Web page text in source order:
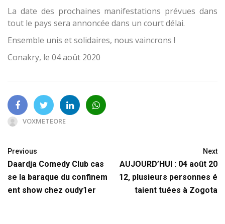
La date des prochaines manifestations prévues dans
tout le pays sera annoncée dans un court délai.
Ensemble unis et solidaires, nous vaincrons !
Conakry, le 04 août 2020
VOXMETEORE
Previous
Daardja Comedy Club cas
se la baraque du confinem
ent show chez oudy1er
Next
AUJOURD’HUI : 04 août 20
12, plusieurs personnes é
taient tuées à Zogota